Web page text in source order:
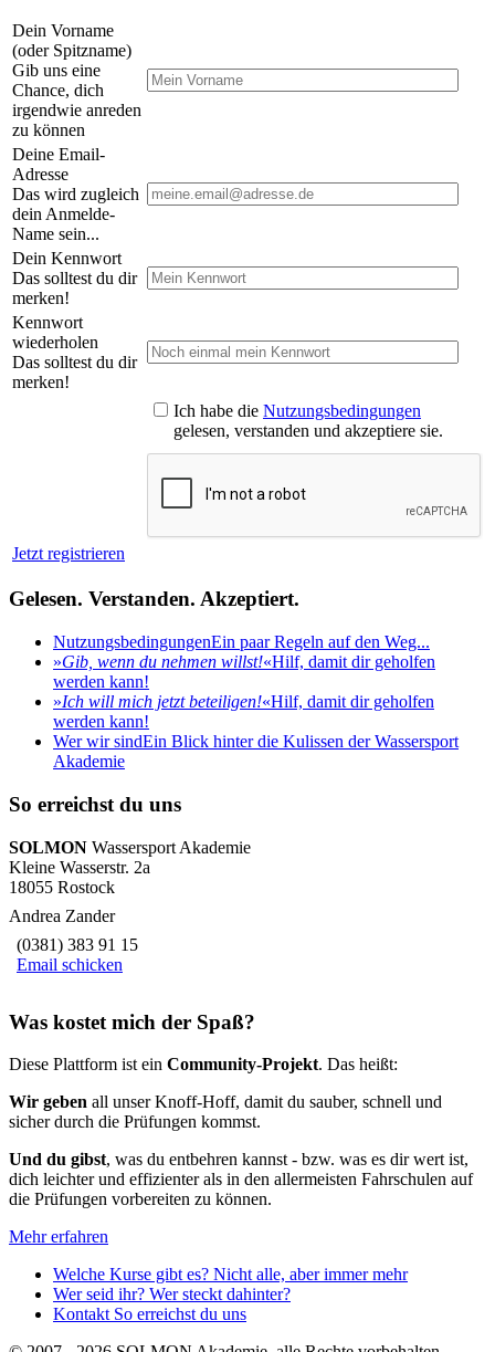
Dein Vorname
(oder Spitzname)
Gib uns eine
Chance, dich
irgendwie anreden
zu können
Deine Email-
Adresse
Das wird zugleich
dein Anmelde-
Name sein...
Dein Kennwort
Das solltest du dir
merken!
Kennwort
wiederholen
Das solltest du dir
merken!
Ich habe die Nutzungsbedingungen
gelesen, verstanden und akzeptiere sie.
Jetzt registrieren
Gelesen. Verstanden. Akzeptiert.
NutzungsbedingungenEin paar Regeln auf den Weg...
»Gib, wenn du nehmen willst!«Hilf, damit dir geholfen
werden kann!
»Ich will mich jetzt beteiligen!«Hilf, damit dir geholfen
werden kann!
Wer wir sindEin Blick hinter die Kulissen der Wassersport
Akademie
So erreichst du uns
SOLMON Wassersport Akademie
Kleine Wasserstr. 2a
18055 Rostock
Andrea Zander
(0381) 383 91 15
Email schicken
Was kostet mich der Spaß?
Diese Plattform ist ein Community-Projekt. Das heißt:
Wir geben all unser Knoff-Hoff, damit du sauber, schnell und
sicher durch die Prüfungen kommst.
Und du gibst, was du entbehren kannst - bzw. was es dir wert ist,
dich leichter und effizienter als in den allermeisten Fahrschulen auf
die Prüfungen vorbereiten zu können.
Mehr erfahren
Welche Kurse gibt es? Nicht alle, aber immer mehr
Wer seid ihr? Wer steckt dahinter?
Kontakt So erreichst du uns